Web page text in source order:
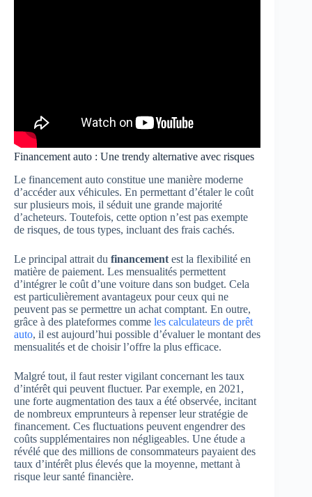
Financement auto : Une trendy alternative avec risques
Le financement auto constitue une manière moderne
d’accéder aux véhicules. En permettant d’étaler le coût
sur plusieurs mois, il séduit une grande majorité
d’acheteurs. Toutefois, cette option n’est pas exempte
de risques, de tous types, incluant des frais cachés.
Le principal attrait du financement est la flexibilité en
matière de paiement. Les mensualités permettent
d’intégrer le coût d’une voiture dans son budget. Cela
est particulièrement avantageux pour ceux qui ne
peuvent pas se permettre un achat comptant. En outre,
grâce à des plateformes comme les calculateurs de prêt
auto, il est aujourd’hui possible d’évaluer le montant des
mensualités et de choisir l’offre la plus efficace.
Malgré tout, il faut rester vigilant concernant les taux
d’intérêt qui peuvent fluctuer. Par exemple, en 2021,
une forte augmentation des taux a été observée, incitant
de nombreux emprunteurs à repenser leur stratégie de
financement. Ces fluctuations peuvent engendrer des
coûts supplémentaires non négligeables. Une étude a
révélé que des millions de consommateurs payaient des
taux d’intérêt plus élevés que la moyenne, mettant à
risque leur santé financière.